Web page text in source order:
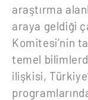
araştırma
araya geldiği
Komitesi’nin
temel
ilişkisi,